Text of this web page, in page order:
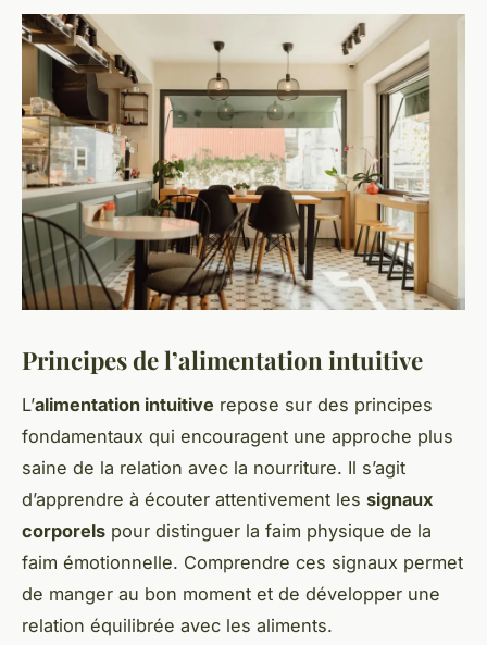
Principes de l’alimentation intuitive
L’alimentation intuitive repose sur des principes
fondamentaux qui encouragent une approche plus
saine de la relation avec la nourriture. Il s’agit
d’apprendre à écouter attentivement les signaux
corporels pour distinguer la faim physique de la
faim émotionnelle. Comprendre ces signaux permet
de manger au bon moment et de développer une
relation équilibrée avec les aliments.